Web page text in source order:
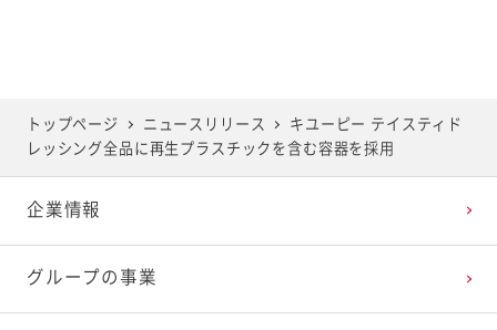
トップページ ニュースリリース
キユーピー テイスティド
レッシング全品に再生プラスチックを含む容器を採用
企業情報
グループの事業